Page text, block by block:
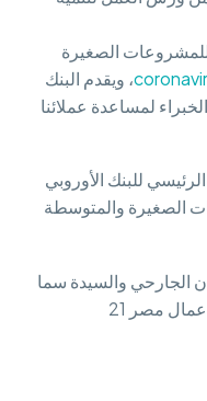
الصغيرة
، ويقدم البنك
لمساعدة عملائنا
للبنك الأوروبي
الصغيرة والمتوسطة
الجارحي والسيدة سما